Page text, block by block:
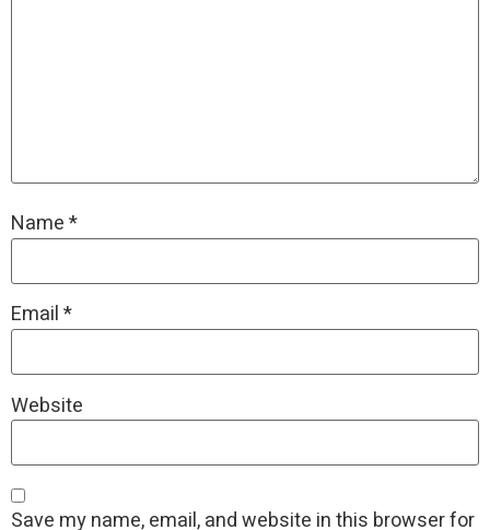
Name*
Email*
Website
Save my name, email, and website in this browser for